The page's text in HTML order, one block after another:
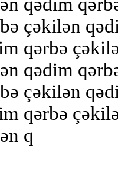
çəkilən
qərbə
qədim
çəkilən
qərbə
q